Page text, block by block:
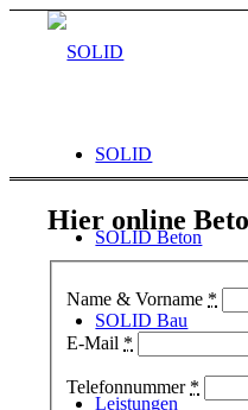
SOLID
SOLID Beton
SOLID Bau
Leistungen
Hier online
Name & Vorname *
E-Mail *
Telefonnummer *